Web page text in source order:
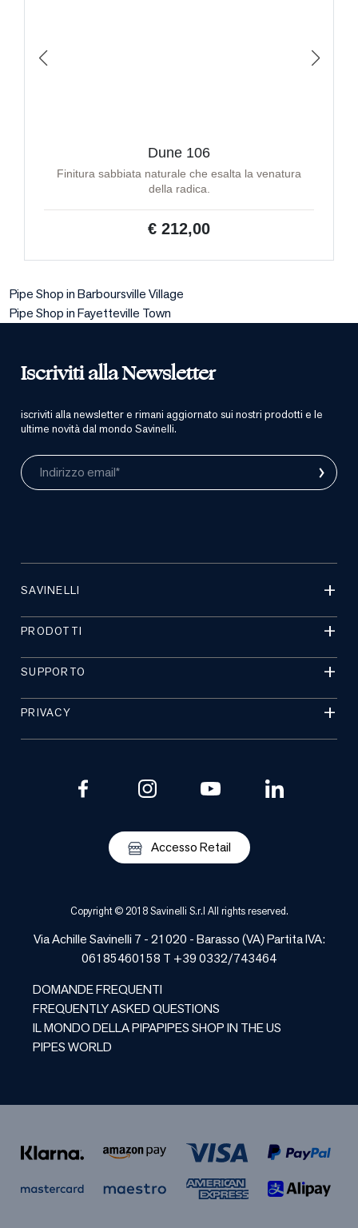
Dune 106
Finitura sabbiata naturale che esalta la venatura
della radica.
€ 212,00
Pipe Shop in Barboursville Village
Pipe Shop in Fayetteville Town
Iscriviti alla Newsletter
iscriviti alla newsletter e rimani aggiornato sui nostri prodotti e le
ultime novità dal mondo Savinelli.
Indirizzo email* ›
SAVINELLI
PRODOTTI
SUPPORTO
PRIVACY
Accesso Retail
Copyright © 2018 Savinelli S.r.l All rights reserved.
Via Achille Savinelli 7 - 21020 -Barasso(VA) Partita IVA:
06185460158 T +39 0332/743464
DOMANDE FREQUENTI
FREQUENTLY ASKED QUESTIONS
IL MONDO DELLA PIPAPIPES SHOP IN THE US
PIPES WORLD